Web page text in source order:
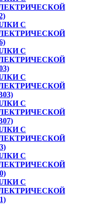
С
С
С
С
С
С
С